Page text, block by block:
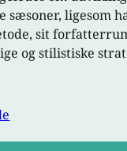
sæsoner, ligesom
sit
og stilistiske